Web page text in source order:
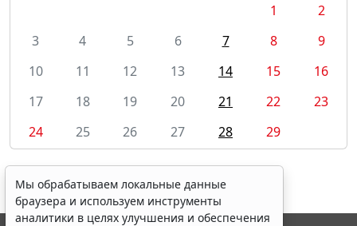
1
2
3
4 5 6 7 8
9
10
11 12 13 14 15
16
17
18 19 20 21 22
23
24
25 26 27 28 29
Мы обрабатываем локальные данные
браузера и используем инструменты
аналитики в целях улучшения и обеспечения